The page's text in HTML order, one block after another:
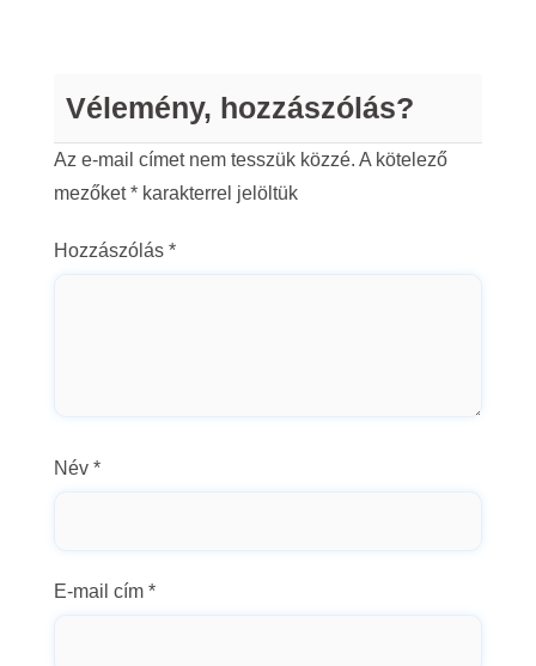
Vélemény, hozzászólás?
Az e-mail címet nem tesszük közzé. A kötelező
mezőket* karakterrel jelöltük
Hozzászólás *
Név *
E-mail cím *